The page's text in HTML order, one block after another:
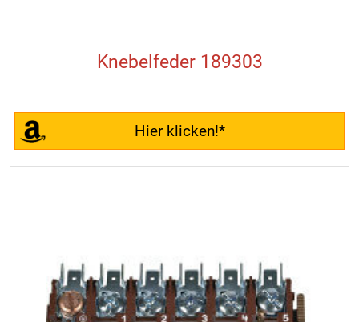
Knebelfeder 189303
Hier klicken!*